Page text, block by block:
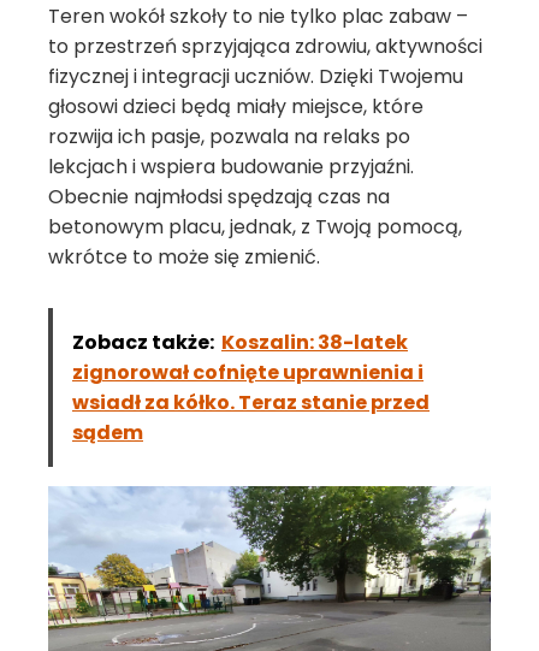
Teren wokół szkoły to nie tylko plac zabaw –
to przestrzeń sprzyjająca zdrowiu, aktywności
fizycznej i integracji uczniów. Dzięki Twojemu
głosowi dzieci będą miały miejsce, które
rozwija ich pasje, pozwala na relaks po
lekcjach i wspiera budowanie przyjaźni.
Obecnie najmłodsi spędzają czas na
betonowym placu, jednak, z Twoją pomocą,
wkrótce to może się zmienić.
Zobacz także: Koszalin: 38-latek
zignorował cofnięte uprawnienia i
wsiadł za kółko. Teraz stanie przed
sądem